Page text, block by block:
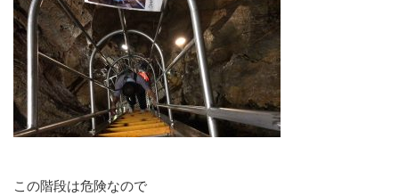
この階段は危険なので